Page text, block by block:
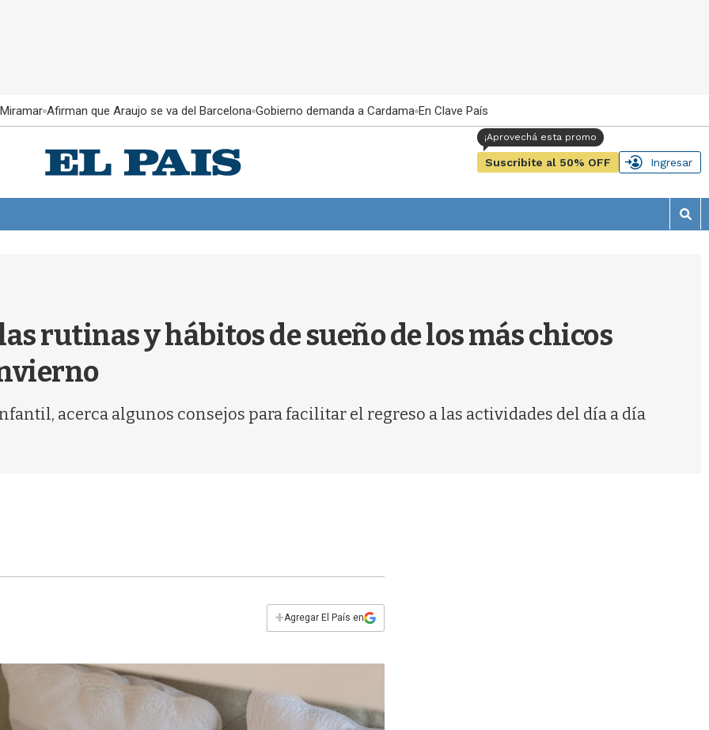
Afirman que Araujo se va del Barcelona Gobierno demanda a Cardama En Clave País
Suscribite al 50% OFF Ingresar
M
o
rutinas y hábitos de sueño de los más chicos
acerca algunos consejos para facilitar el regreso a las actividades del día a día
+Agregar El País en